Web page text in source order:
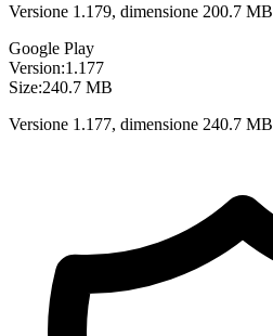
Versione 1.179, dimensione 200.7 MB
Google Play
Version:1.177
Size:240.7 MB
Versione 1.177, dimensione 240.7 MB